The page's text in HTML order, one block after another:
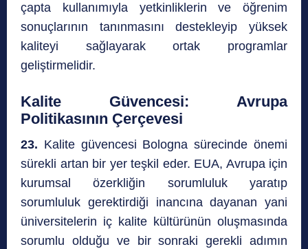
çapta kullanımıyla yetkinliklerin ve öğrenim
sonuçlarının tanınmasını destekleyip yüksek
kaliteyi sağlayarak ortak programlar
geliştirmelidir.
Kalite Güvencesi: Avrupa
Politikasının Çerçevesi
23. Kalite güvencesi Bologna sürecinde önemi
sürekli artan bir yer teşkil eder. EUA, Avrupa için
kurumsal özerkliğin sorumluluk yaratıp
sorumluluk gerektirdiği inancına dayanan yani
üniversitelerin iç kalite kültürünün oluşmasında
sorumlu olduğu ve bir sonraki gerekli adımın